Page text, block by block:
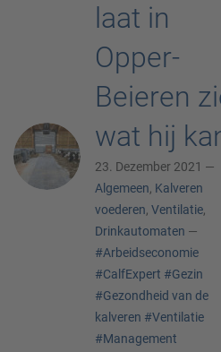
laat in
Opper-
Beieren
wat hij
23. Dezember 2021 —
Algemeen, Kalveren
voederen, Ventilatie,
Drinkautomaten —
#Arbeidseconomie
#CalfExpert #Gezin
#Gezondheid van de
kalveren #Ventilatie
#Management